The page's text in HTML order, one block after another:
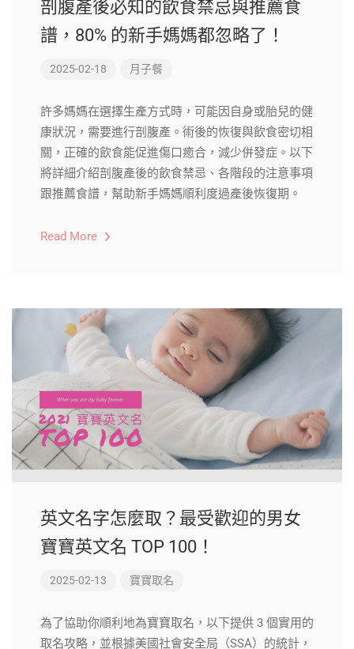
剖腹產後必知的飲食禁忌與推薦食
譜，80% 的新手媽媽都忽略了！
2025-02-18 月子餐
許多媽媽在選擇生產方式時，可能因自身或胎兒的健
康狀況，需要進行剖腹產。術後的恢復與飲食密切相
關，正確的飲食能促進傷口癒合，減少併發症。以下
將詳細介紹剖腹產後的飲食禁忌、各階段的注意事項
跟推薦食譜，幫助新手媽媽順利度過產後恢復期。
Read More
英文名字怎麼取？最受歡迎的男女
寶寶英文名 TOP 100！
2025-02-13 寶寶取名
為了協助你順利地為寶寶取名，以下提供 3 個實用的
取名攻略，並根據美國社會安全局（SSA）的統計，